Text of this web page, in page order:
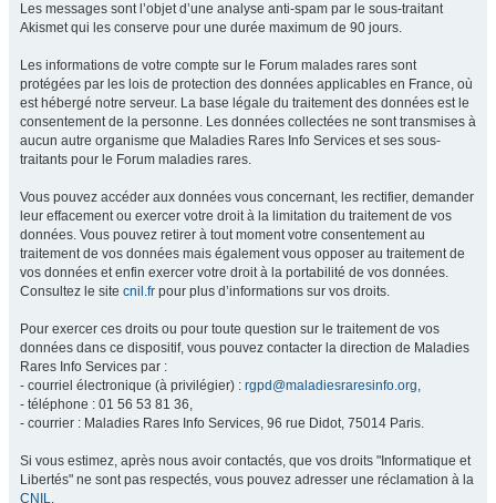
Les messages sont l’objet d’une analyse anti-spam par le sous-traitant
Akismet qui les conserve pour une durée maximum de 90 jours.
Les informations de votre compte sur le Forum malades rares sont
protégées par les lois de protection des données applicables en France, où
est hébergé notre serveur. La base légale du traitement des données est le
consentement de la personne. Les données collectées ne sont transmises à
aucun autre organisme que Maladies Rares Info Services et ses sous-
traitants pour le Forum maladies rares.
Vous pouvez accéder aux données vous concernant, les rectifier, demander
leur effacement ou exercer votre droit à la limitation du traitement de vos
données. Vous pouvez retirer à tout moment votre consentement au
traitement de vos données mais également vous opposer au traitement de
vos données et enfin exercer votre droit à la portabilité de vos données.
Consultez le site cnil.fr pour plus d’informations sur vos droits.
Pour exercer ces droits ou pour toute question sur le traitement de vos
données dans ce dispositif, vous pouvez contacter la direction de Maladies
Rares Info Services par :
- courriel électronique (à privilégier) : rgpd@maladiesraresinfo.org,
- téléphone : 01 56 53 81 36,
- courrier : Maladies Rares Info Services, 96 rue Didot, 75014 Paris.
Si vous estimez, après nous avoir contactés, que vos droits "Informatique et
Libertés" ne sont pas respectés, vous pouvez adresser une réclamation à la
CNIL.